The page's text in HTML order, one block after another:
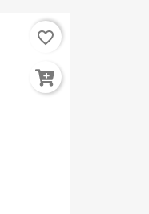
favorite_border